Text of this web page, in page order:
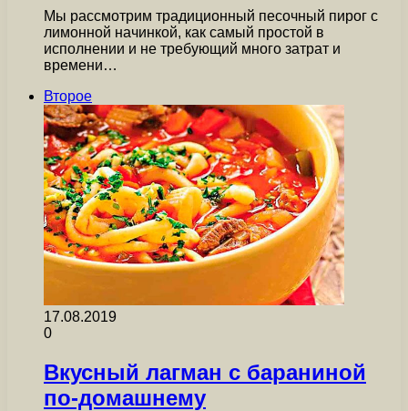
Мы рассмотрим традиционный песочный пирог с
лимонной начинкой, как самый простой в
исполнении и не требующий много затрат и
времени…
Второе
17.08.2019
0
Вкусный лагман с бараниной
по-домашнему